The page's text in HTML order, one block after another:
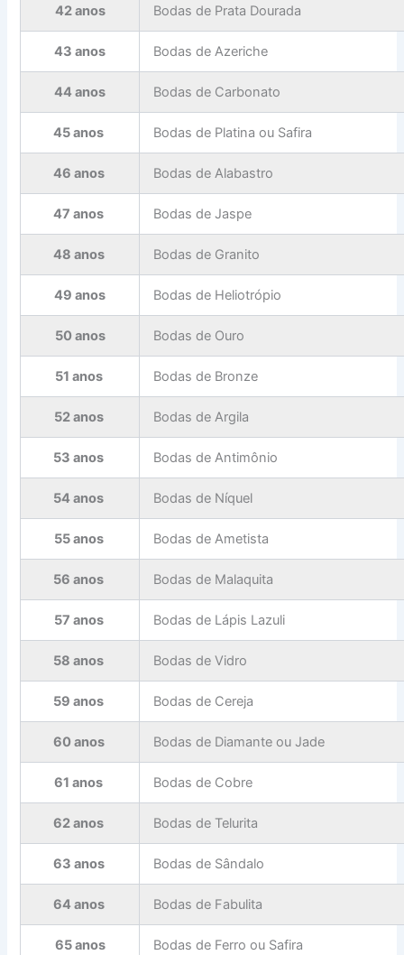
42 anos Bodas de Prata Dourada
43 anos Bodas de Azeriche
44 anos Bodas de Carbonato
45 anos Bodas de Platina ou Safira
46 anos Bodas de Alabastro
47 anos Bodas de Jaspe
48 anos Bodas de Granito
49 anos Bodas de Heliotrópio
50 anos Bodas de Ouro
51 anos Bodas de Bronze
52 anos Bodas de Argila
53 anos Bodas de Antimônio
54 anos Bodas de Níquel
55 anos Bodas de Ametista
56 anos Bodas de Malaquita
57 anos Bodas de Lápis Lazuli
58 anos Bodas de Vidro
59 anos Bodas de Cereja
60 anos Bodas de Diamante ou Jade
61 anos Bodas de Cobre
62 anos Bodas de Telurita
63 anos Bodas de Sândalo
64 anos Bodas de Fabulita
65 anos Bodas de Ferro ou Safira